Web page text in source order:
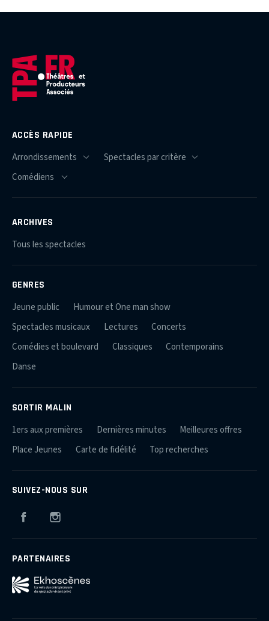
ACCÈS RAPIDE
ARCHIVES
Tous les spectacles
GENRES
Jeune public
Humour et One man show
Spectacles musicaux
Lectures
Concerts
Comédies et boulevard
Classiques
Contemporains
Danse
SORTIR MALIN
1ers aux premières Dernières minutes
Meilleures offres
Place Jeunes
Carte de fidélité Top recherches
SUIVEZ-NOUS SUR
Facebook
PARTENAIRES